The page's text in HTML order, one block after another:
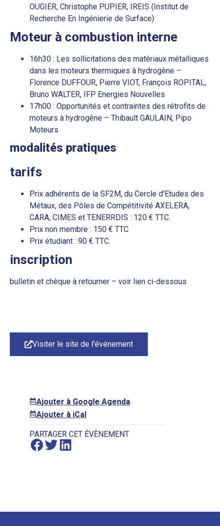
OUGIER, Christophe PUPIER, IREIS (Institut de
Recherche En Ingénierie de Surface)
Moteur à combustion interne
16h30 : Les sollicitations des matériaux métalliques
dans les moteurs thermiques à hydrogène –
Florence DUFFOUR, Pierre VIOT, François ROPITAL,
Bruno WALTER, IFP Energies Nouvelles
17h00 : Opportunités et contraintes des rétrofits de
moteurs à hydrogène – Thibault GAULAIN, Pipo
Moteurs
modalités pratiques
tarifs
Prix adhérents de la SF2M, du Cercle d’Etudes des
Métaux, des Pôles de Compétitivité AXELERA,
CARA, CIMES et TENERRDIS : 120 € TTC.
Prix non membre : 150 € TTC
Prix étudiant : 90 € TTC.
inscription
bulletin et chèque à retourner – voir lien ci-dessous
Visiter le site de l'événement
Ajouter à Google Agenda
Ajouter à iCal
PARTAGER CET ÉVÈNEMENT